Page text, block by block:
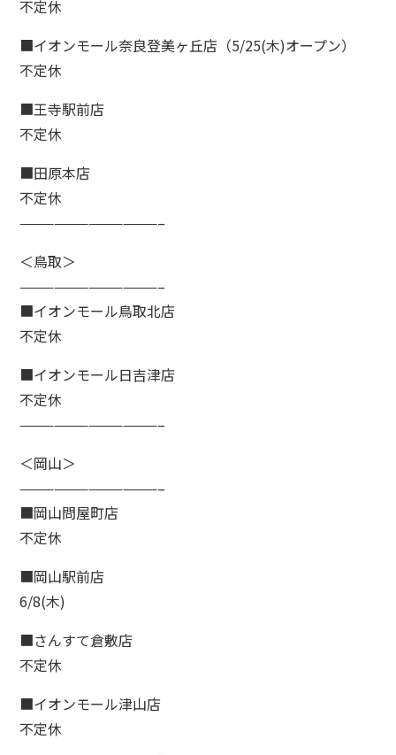
不定休
■イオンモール奈良登美ヶ丘店（5/25(木)オープン）
不定休
■王寺駅前店
不定休
■田原本店
不定休
————————————–
＜鳥取＞
————————————–
■イオンモール鳥取北店
不定休
■イオンモール日吉津店
不定休
————————————–
＜岡山＞
————————————–
■岡山問屋町店
不定休
■岡山駅前店
6/8(木)
■さんすて倉敷店
不定休
■イオンモール津山店
不定休